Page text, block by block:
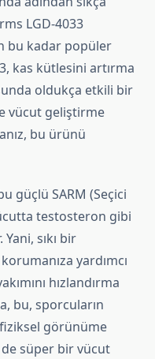
LGD-4033
bu kadar popüler
kas kütlesini artırma
oldukça etkili bir
vücut geliştirme
bu ürünü
güçlü SARM (Seçici
testosteron gibi
sıkı bir
yardımcı
hızlandırma
bu, sporcuların
görünüme
de süper bir vücut